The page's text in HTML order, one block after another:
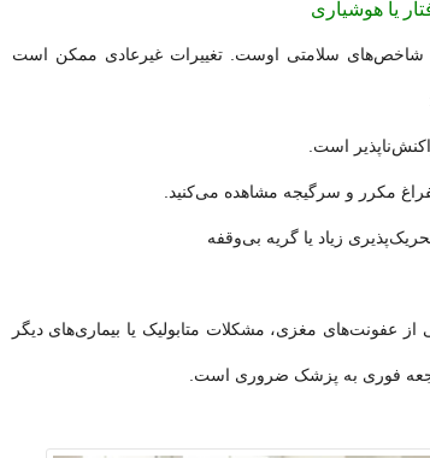
شاخص‌های سلامتی اوست. تغییرات غیرعادی ممکن است
است.
مکرر و سرگیجه مشاهده می‌کنید.
زیاد یا گریه بی‌وقفه
عفونت‌های مغزی، مشکلات متابولیک یا بیماری‌های دیگر
فوری به پزشک ضروری است.